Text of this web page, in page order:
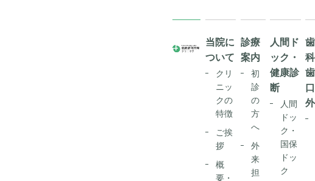
当院に
ついて
クリ
ニッ
クの
特徴
ご挨
拶
概
要・
診療
案内
初
診
の
方
へ
外
来
担
人間ド
ック・
健康診
断
人間
ドッ
ク・
国保
ドッ
ク
歯